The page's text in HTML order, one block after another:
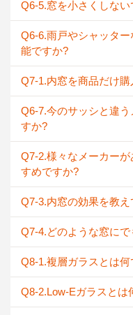
Q6-5.窓を小さくしな
Q6-6.雨戸やシャッタ
能ですか?
Q7-1.内窓を商品だけ
Q6-7.今のサッシと違
すか?
Q7-2.様々なメーカー
すめですか?
Q7-3.内窓の効果を教え
Q7-4.どのような窓に
Q8-1.複層ガラスとは何
Q8-2.Low-Eガラスとは